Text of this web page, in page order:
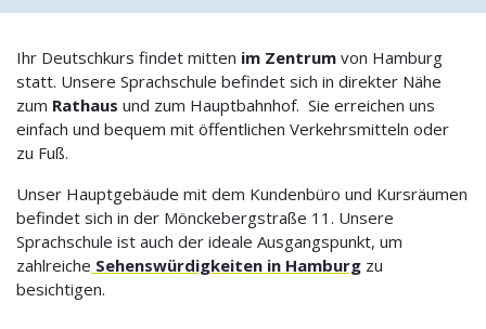
Ihr Deutschkurs findet mitten im Zentrum von Hamburg
statt. Unsere Sprachschule befindet sich in direkter Nähe
zum Rathaus und zum Hauptbahnhof. Sie erreichen uns
einfach und bequem mit öffentlichen Verkehrsmitteln oder
zu Fuß.
Unser Hauptgebäude mit dem Kundenbüro und Kursräumen
befindet sich in der Mönckebergstraße 11. Unsere
Sprachschule ist auch der ideale Ausgangspunkt, um
zahlreiche Sehenswürdigkeiten in Hamburg zu
besichtigen.